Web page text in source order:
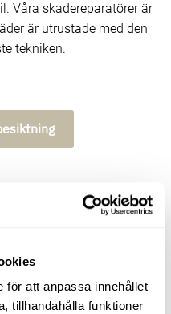
för att anpassa innehållet
tillhandahålla funktioner
Våra skadereparatörer är
är utrustade med den
tekniken.
måndag-fredag.